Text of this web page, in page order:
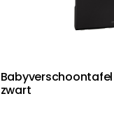
zwart